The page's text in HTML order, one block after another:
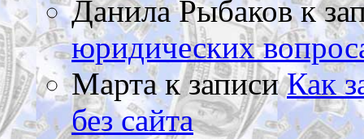
Данила Рыбаковк
юридических
Мартак записиКак
без сайта